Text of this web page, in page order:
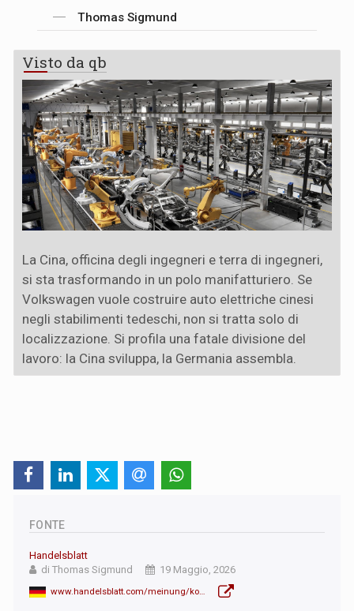
Thomas Sigmund
Visto da qb
La Cina, officina degli ingegneri e terra di ingegneri,
si sta trasformando in un polo manifatturiero. Se
Volkswagen vuole costruire auto elettriche cinesi
negli stabilimenti tedeschi, non si tratta solo di
localizzazione. Si profila una fatale divisione del
lavoro: la Cina sviluppa, la Germania assembla.
FONTE
Handelsblatt
di Thomas Sigmund
19 Maggio, 2026
www.handelsblatt.com/meinung/kommentare/pro-chinas-werkbank-aus-dem-land-der-ingenieure-wird-ein-fertigungsstandort/100225811.html